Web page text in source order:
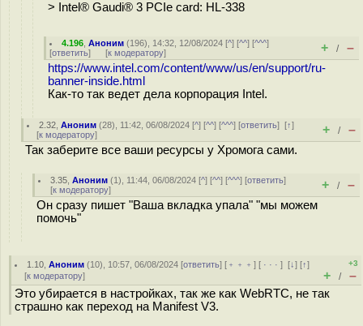
> Intel® Gaudi® 3 PCIe card: HL-338
4.196 ,Аноним (196), 14:32, 12/08/2024 [^] [^^] [^^^]
[ответить] [к модератору] + / –
https://www.intel.com/content/www/us/en/support/ru-
banner-inside.html
Как-то так ведет дела корпорация Intel.
2.32 ,Аноним (28), 11:42, 06/08/2024 [^] [^^] [^^^] [ответить][↑]
[к модератору] + / –
Так заберите все ваши ресурсы у Хромога сами.
3.35 ,Аноним (1), 11:44, 06/08/2024 [^] [^^] [^^^] [ответить]
[к модератору] + / –
Он сразу пишет "Ваша вкладка упала" "мы можем
помочь"
1.10 ,Аноним (10), 10:57, 06/08/2024 [ответить] [ ﹢﹢﹢] [ · · ·][↓] [↑]
[к модератору]
+3
+ / –
Это убирается в настройках, так же как WebRTC, не так
страшно как переход на Manifest V3.